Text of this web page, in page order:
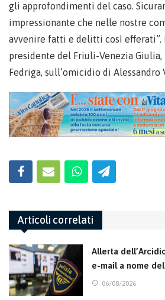
gli approfondimenti del caso.
impressionante che nelle nostre
avvenire fatti e delitti così efferati”.
presidente del Friuli-Venezia
Fedriga, sull’omicidio di Alessandro
Articoli correlati
Allerta
e-mail a nome
06/08/2026